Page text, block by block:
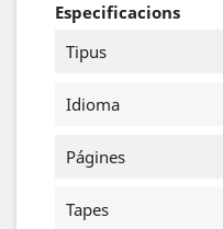
Especificacions
Tipus
Idioma
Págines
Tapes